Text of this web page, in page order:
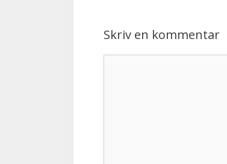
Skriv en kommentar